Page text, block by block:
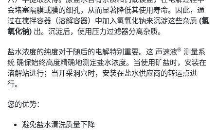
会堵塞隔膜或膜的细孔，从而显著降低其使用寿命。因此，通
过在搅拌容器（溶解容器）中加入氢氧化钠来沉淀这些杂质 (氢
氧化钠) 出。沉淀后，使用压力过滤器分离杂质。
盐水浓度的纯度对于随后的电解特别重要。这 声速液® 测量系
统 确保始终高度精确地测定盐水浓度。当使用矿盐时，安装在
溶解站进行；当开采洞穴时，安装在盐水供应商的转运点进
行。
您的优势：
避免盐水清洗质量下降